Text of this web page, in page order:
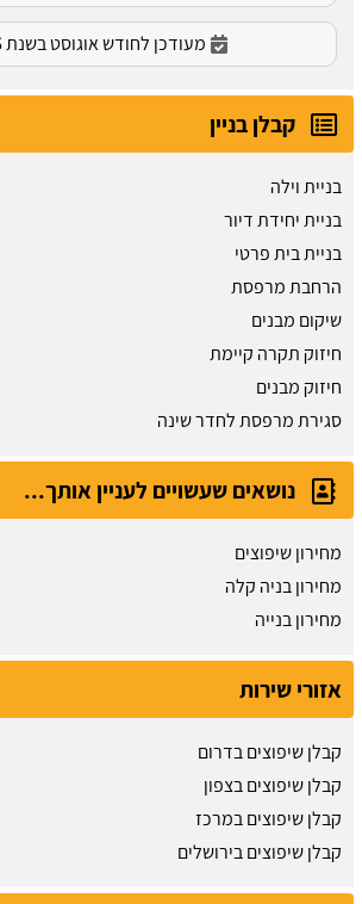
מעודכן לחודש אוגוסט בשנת 2026
קבלן בניין
בניית וילה
בניית יחידת דיור
בניית בית פרטי
הרחבת מרפסת
שיקום מבנים
חיזוק תקרה קיימת
חיזוק מבנים
סגירת מרפסת לחדר שינה
נושאים שעשויים לעניין אותך...
מחירון שיפוצים
מחירון בניה קלה
מחירון בנייה
אזורי שירות
קבלן שיפוצים בדרום
קבלן שיפוצים בצפון
קבלן שיפוצים במרכז
קבלן שיפוצים בירושלים